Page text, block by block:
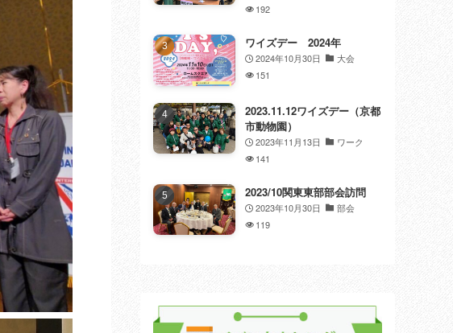
192
ワイズデー 2024年
2024年10月30日
大会
151
2023.11.12ワイズデー（京都
市動物園）
2023年11月13日
ワーク
141
2023/10関東東部部会訪問
2023年10月30日
部会
119